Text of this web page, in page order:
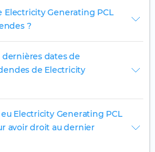
Electricity Generating PCL
?
dates de
de Electricity
Electricity Generating PCL
avoir droit au dernier